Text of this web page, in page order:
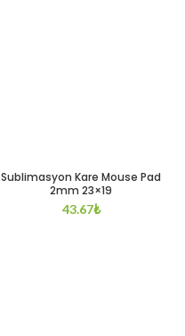
Sublimasyon Kare Mouse Pad
2mm 23×19
43.67₺